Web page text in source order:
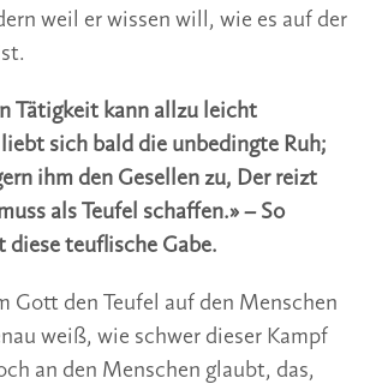
weil er wissen will, wie es auf der
Tätigkeit kann allzu leicht
sich bald die unbedingte Ruh;
ihm den Gesellen zu, Der reizt
als Teufel schaffen.» – So
diese teuflische Gabe.
Gott den Teufel auf den Menschen
weiß, wie schwer dieser Kampf
an den Menschen glaubt, das,